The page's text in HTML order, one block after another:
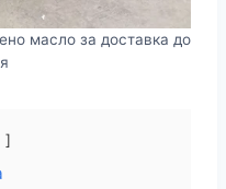
масло за доставка до